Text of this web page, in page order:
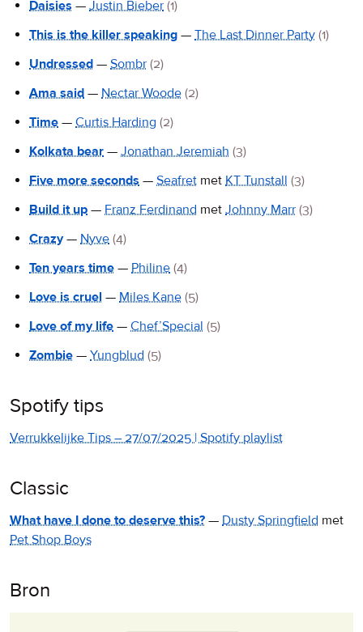
Daisies — Justin Bieber (1)
This is the killer speaking — The Last Dinner Party (1)
Undressed — Sombr (2)
Ama said — Nectar Woode (2)
Time — Curtis Harding (2)
Kolkata bear — Jonathan Jeremiah (3)
Five more seconds — Seafret met KT Tunstall (3)
Build it up — Franz Ferdinand met Johnny Marr (3)
Crazy— Nyve (4)
Ten years time — Philine (4)
Love is cruel — Miles Kane (5)
Love of my life — Chef’Special (5)
Zombie — Yungblud (5)
Spotify tips
Verrukkelijke Tips – 27/07/2025 | Spotify playlist
Classic
What have I done to deserve this? — Dusty Springfield met
Pet Shop Boys
Bron